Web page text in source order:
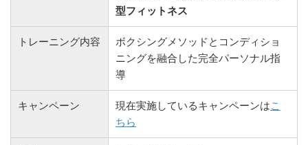
型フィットネス
トレーニング内容
ボクシングメソッドとコンディショ
ニングを融合した完全パーソナル指
導
キャンペーン 現在実施しているキャンペーンはこ
ちら